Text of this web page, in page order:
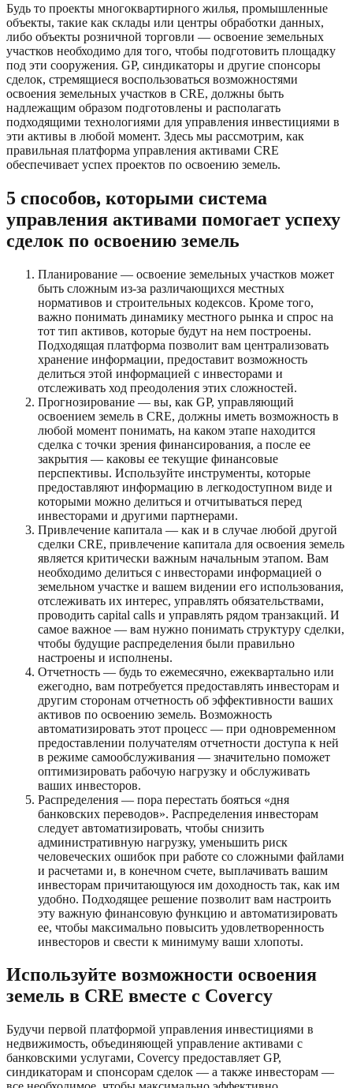
Будь то проекты многоквартирного жилья, промышленные
объекты, такие как склады или центры обработки данных,
либо объекты розничной торговли — освоение земельных
участков необходимо для того, чтобы подготовить площадку
под эти сооружения. GP, синдикаторы и другие спонсоры
сделок, стремящиеся воспользоваться возможностями
освоения земельных участков в CRE, должны быть
надлежащим образом подготовлены и располагать
подходящими технологиями для управления инвестициями в
эти активы в любой момент. Здесь мы рассмотрим, как
правильная платформа управления активами CRE
обеспечивает успех проектов по освоению земель.
5 способов, которыми система
управления активами помогает успеху
сделок по освоению земель
Планирование — освоение земельных участков может
быть сложным из-за различающихся местных
нормативов и строительных кодексов. Кроме того,
важно понимать динамику местного рынка и спрос на
тот тип активов, которые будут на нем построены.
Подходящая платформа позволит вам централизовать
хранение информации, предоставит возможность
делиться этой информацией с инвесторами и
отслеживать ход преодоления этих сложностей.
Прогнозирование — вы, как GP, управляющий
освоением земель в CRE, должны иметь возможность в
любой момент понимать, на каком этапе находится
сделка с точки зрения финансирования, а после ее
закрытия — каковы ее текущие финансовые
перспективы. Используйте инструменты, которые
предоставляют информацию в легкодоступном виде и
которыми можно делиться и отчитываться перед
инвесторами и другими партнерами.
Привлечение капитала — как и в случае любой другой
сделки CRE, привлечение капитала для освоения земель
является критически важным начальным этапом. Вам
необходимо делиться с инвесторами информацией о
земельном участке и вашем видении его использования,
отслеживать их интерес, управлять обязательствами,
проводить capital calls и управлять рядом транзакций. И
самое важное — вам нужно понимать структуру сделки,
чтобы будущие распределения были правильно
настроены и исполнены.
Отчетность — будь то ежемесячно, ежеквартально или
ежегодно, вам потребуется предоставлять инвесторам и
другим сторонам отчетность об эффективности ваших
активов по освоению земель. Возможность
автоматизировать этот процесс — при одновременном
предоставлении получателям отчетности доступа к ней
в режиме самообслуживания — значительно поможет
оптимизировать рабочую нагрузку и обслуживать
ваших инвесторов.
Распределения — пора перестать бояться «дня
банковских переводов». Распределения инвесторам
следует автоматизировать, чтобы снизить
административную нагрузку, уменьшить риск
человеческих ошибок при работе со сложными файлами
и расчетами и, в конечном счете, выплачивать вашим
инвесторам причитающуюся им доходность так, как им
удобно. Подходящее решение позволит вам настроить
эту важную финансовую функцию и автоматизировать
ее, чтобы максимально повысить удовлетворенность
инвесторов и свести к минимуму ваши хлопоты.
Используйте возможности освоения
земель в CRE вместе с Covercy
Будучи первой платформой управления инвестициями в
недвижимость, объединяющей управление активами с
банковскими услугами, Covercy предоставляет GP,
синдикаторам и спонсорам сделок — а также инвесторам —